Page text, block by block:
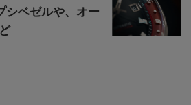
シベゼルや、オー